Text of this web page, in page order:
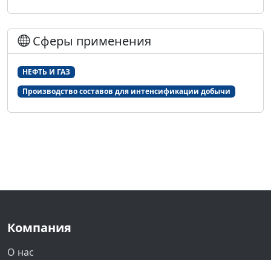
Сферы применения
НЕФТЬ И ГАЗ
Производство составов для интенсификации добычи
Компания
О нас